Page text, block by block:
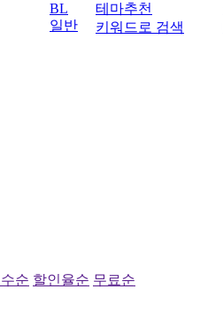
BL
일반
테마추천
키워드로 검색
순 할인율순 무료순